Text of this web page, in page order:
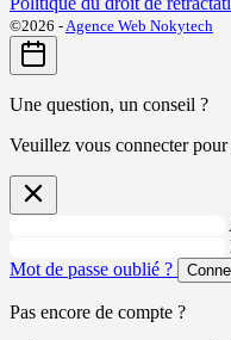
©2026 -Agence Web Nokytech
Une question, un conseil ?
Veuillez vous connecter
Mot de passe oublié ?
Pas encore de compte ?